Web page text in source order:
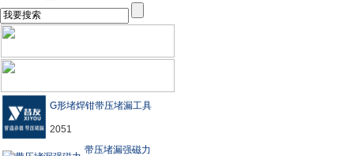
G形堵焊钳带压堵漏工具
2051
带压堵漏强磁力